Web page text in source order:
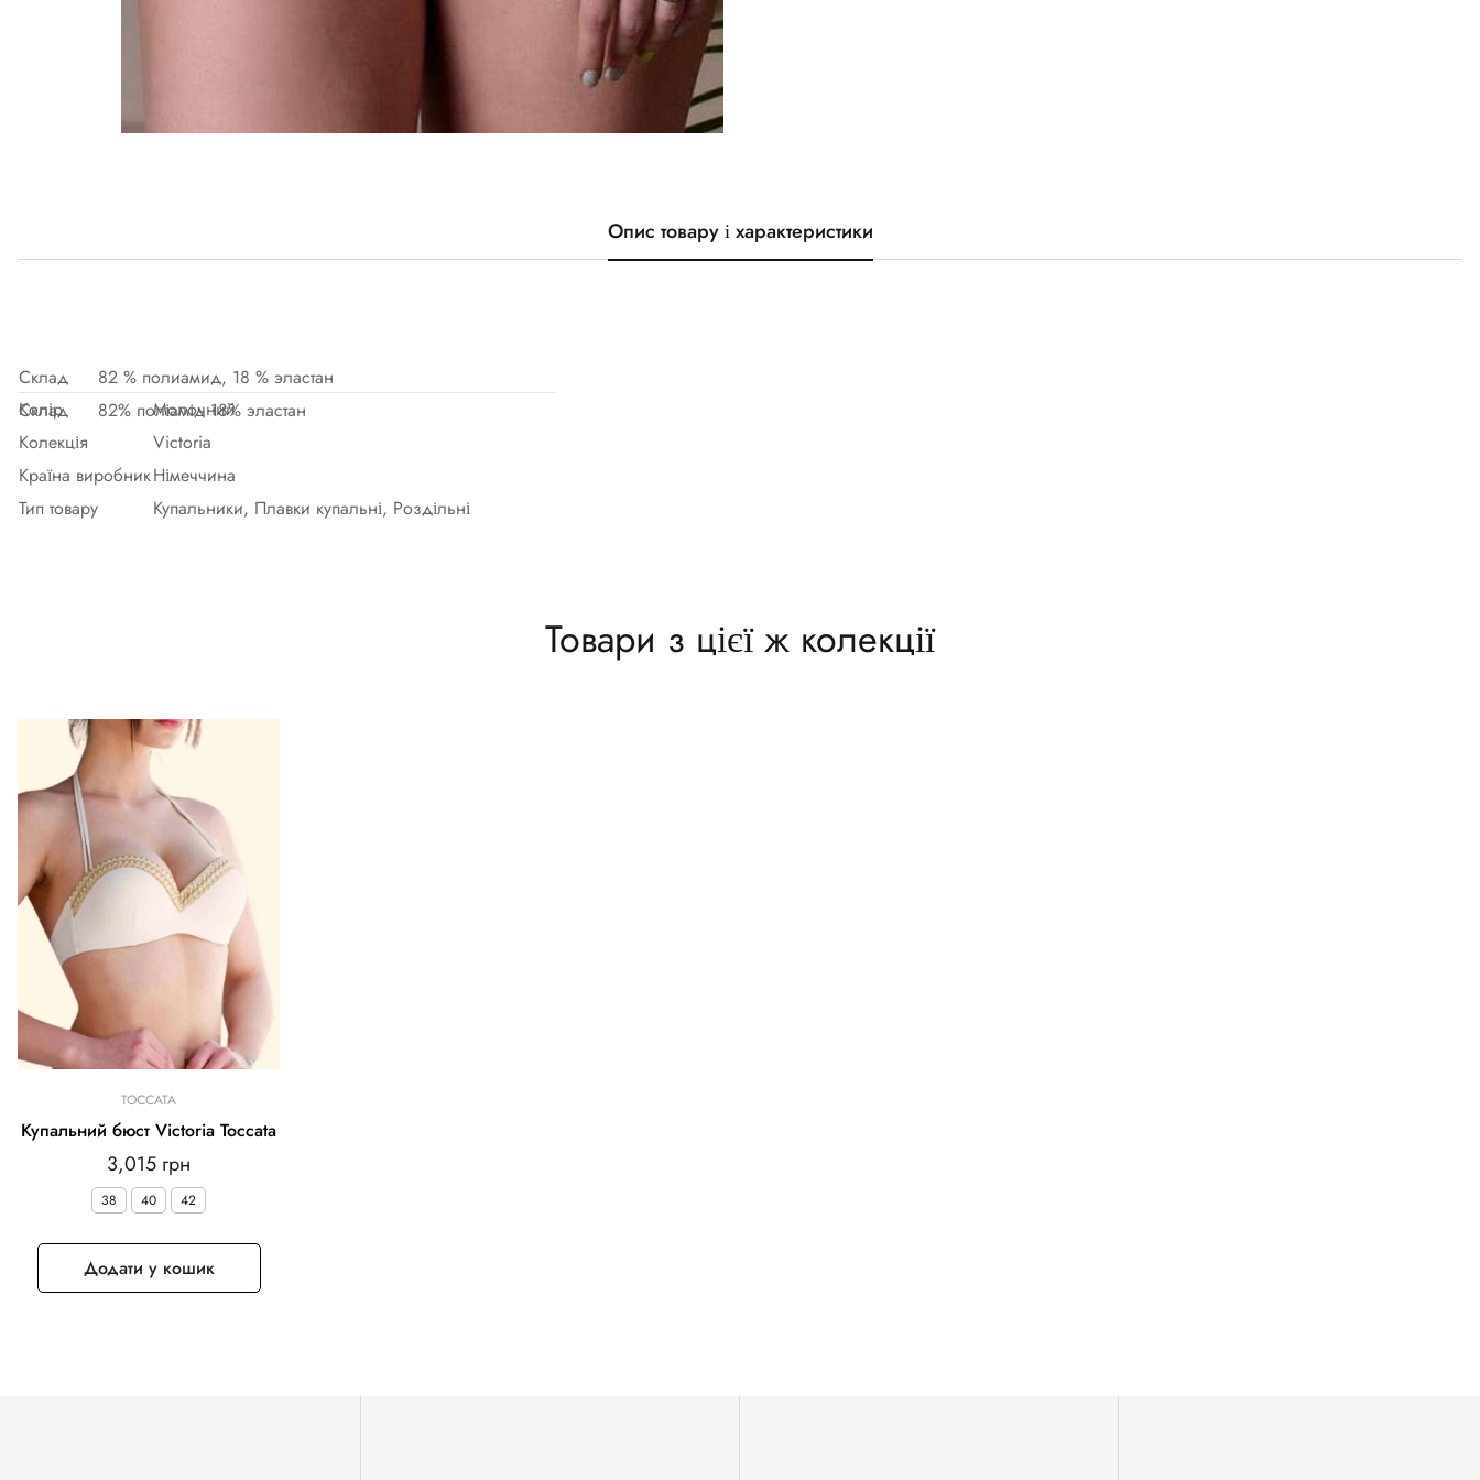
Опис товару і характеристики
Склад
82 % полиамид, 18 % эластан
Склад
82% поліамід 18% эластан
Колір
Молочний
Колекція
Victoria
Країна виробникНімеччина
Тип товару
Купальники, Плавки купальні, Роздільні
Товари з цієї ж колекції
TOCCATA
Купальний бюст Victoria Toccata
Звичайна
ціна
3,015 грн
38 40 42
Додати у кошик